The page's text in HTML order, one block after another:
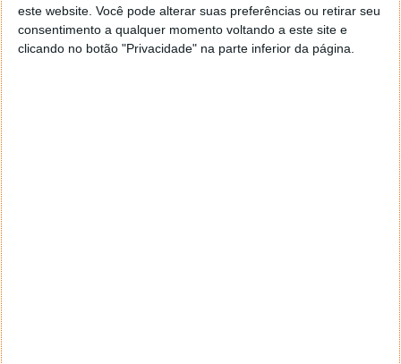
este website. Você pode alterar suas preferências ou retirar seu
consentimento a qualquer momento voltando a este site e
clicando no botão "Privacidade" na parte inferior da página.